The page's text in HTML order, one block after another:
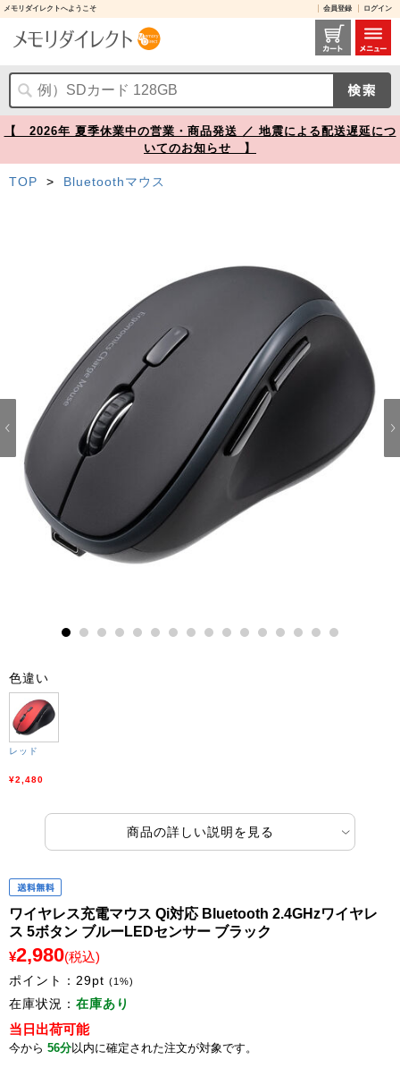
メモリダイレクトへようこそ 会員登録 ログイン
ワイヤレス充電マウス Qi対応 Bluetooth 2.4GHzワイヤレス 5ボタン ブルーLEDセンサー ブラック【メモリダイレクト】
【 2026年 夏季休業中の営業・商品発送 ／ 地震による配送遅延につ
いてのお知らせ 】
TOP > Bluetoothマウス
10 11 12 13 14 15
色違い
レッド
¥2,480
商品の詳しい説明を見る
ワイヤレス充電マウス Qi対応 Bluetooth 2.4GHzワイヤレ
ス 5ボタン ブルーLEDセンサー ブラック
¥2,980(税込)
ポイント： 29pt (1%)
在庫状況： 在庫あり
当日出荷可能
今から 56分以内に確定された注文が対象です。